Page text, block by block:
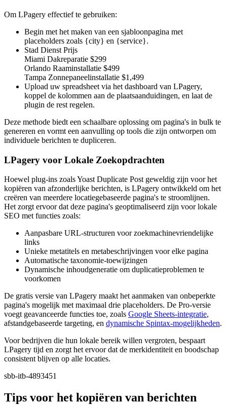
Om LPagery effectief te gebruiken:
Begin met het maken van een sjabloonpagina met
placeholders zoals {city} en {service}.
Stad Dienst Prijs
Miami Dakreparatie $299
Orlando Raaminstallatie $499
Tampa Zonnepaneelinstallatie $1,499
Upload uw spreadsheet via het dashboard van LPagery,
koppel de kolommen aan de plaatsaanduidingen, en laat de
plugin de rest regelen.
Deze methode biedt een schaalbare oplossing om pagina's in bulk te
genereren en vormt een aanvulling op tools die zijn ontworpen om
individuele berichten te dupliceren.
LPagery voor Lokale Zoekopdrachten
Hoewel plug-ins zoals Yoast Duplicate Post geweldig zijn voor het
kopiëren van afzonderlijke berichten, is LPagery ontwikkeld om het
creëren van meerdere locatiegebaseerde pagina's te stroomlijnen.
Het zorgt ervoor dat deze pagina's geoptimaliseerd zijn voor lokale
SEO met functies zoals:
Aanpasbare URL-structuren voor zoekmachinevriendelijke
links
Unieke metatitels en metabeschrijvingen voor elke pagina
Automatische taxonomie-toewijzingen
Dynamische inhoudgeneratie om duplicatieproblemen te
voorkomen
De gratis versie van LPagery maakt het aanmaken van onbeperkte
pagina's mogelijk met maximaal drie placeholders. De Pro-versie
voegt geavanceerde functies toe, zoals Google Sheets-integratie,
afstandgebaseerde targeting, en dynamische Spintax-mogelijkheden.
Voor bedrijven die hun lokale bereik willen vergroten, bespaart
LPagery tijd en zorgt het ervoor dat de merkidentiteit en boodschap
consistent blijven op alle locaties.
sbb-itb-4893451
Tips voor het kopiëren van berichten